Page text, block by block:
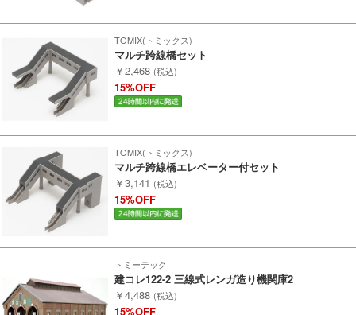
お気に入りリスト
新規会員登録
会員ランクについて
会社概要
レビューについて
© 2026 Mid Japan, Inc.
TOMIX(トミックス)
マルチ跨線橋セット
￥2,468 (税込)
15%OFF
TOMIX(トミックス)
マルチ跨線橋エレベーター付セット
￥3,141 (税込)
15%OFF
トミーテック
建コレ122-2 三線式レンガ造り機関庫2
￥4,488 (税込)
15%OFF